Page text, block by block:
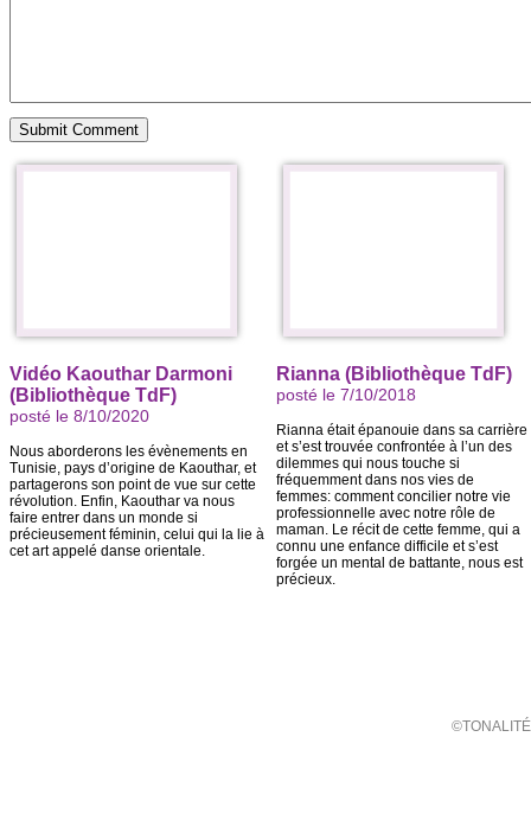
Vidéo Kaouthar Darmoni
(Bibliothèque TdF)
posté le 8/10/2020
Nous aborderons les évènements en
Tunisie, pays d’origine de Kaouthar, et
partagerons son point de vue sur cette
révolution. Enfin, Kaouthar va nous
faire entrer dans un monde si
précieusement féminin, celui qui la lie à
cet art appelé danse orientale.
Rianna (Bibliothèque TdF)
posté le 7/10/2018
Rianna était épanouie dans sa carrière
et s’est trouvée confrontée à l’un des
dilemmes qui nous touche si
fréquemment dans nos vies de
femmes: comment concilier notre vie
professionnelle avec notre rôle de
maman. Le récit de cette femme, qui a
connu une enfance difficile et s’est
forgée un mental de battante, nous est
précieux.